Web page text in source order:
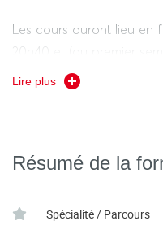
Les cours auront lieu en
20h40 et (au premier
Ils sont dispensés par
Lire plus
Résumé de la
Spécialité / Parcours